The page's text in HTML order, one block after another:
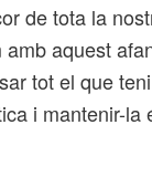
de tota la
aquest
tot el que
i mantenir-la